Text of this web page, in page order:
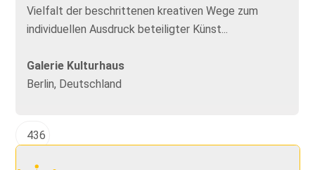
Vielfalt der beschrittenen kreativen Wege zum
individuellen Ausdruck beteiligter Künst...
Galerie Kulturhaus
Berlin, Deutschland
436